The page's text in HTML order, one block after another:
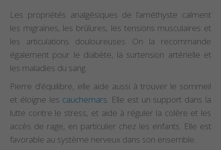
Les propriétés analgésiques de l’améthyste calment
les migraines, les brûlures, les tensions musculaires et
les articulations douloureuses. On la recommande
également pour le diabète, la surtension artérielle et
les maladies du sang.
Pierre d’équilibre, elle aide aussi à trouver le sommeil
et éloigne les cauchemars. Elle est un support dans la
lutte contre le stress, et aide à réguler la colère et les
accès de rage, en particulier chez les enfants. Elle est
favorable au système nerveux dans son ensemble.